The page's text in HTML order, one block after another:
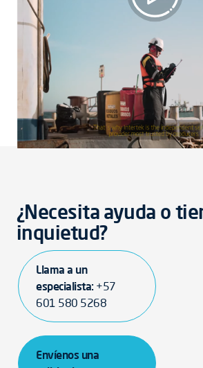
Safety and process
¿Necesita ayuda o
inquietud?
Llama a un
especialista: +57
601 580 5268
Envíenos una